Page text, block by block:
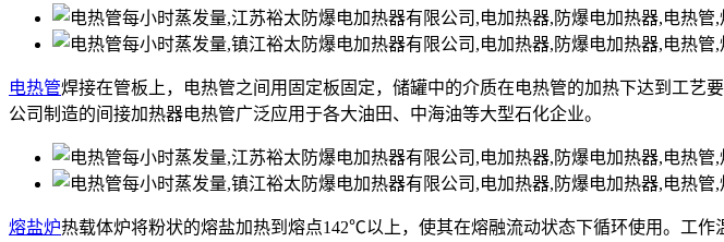
电热管焊接在管板上，电热管之间用固定板固定，储罐中的介质在电热管的加热下达到工
公司制造的间接加热器电热管广泛应用于各大油田、中海油等大型石化企业。
熔盐炉热载体炉将粉状的熔盐加热到熔点142℃以上，使其在熔融流动状态下循环使用。工